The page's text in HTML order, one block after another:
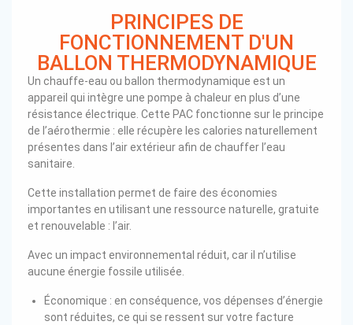
PRINCIPES DE
FONCTIONNEMENT D'UN
BALLON THERMODYNAMIQUE
Un chauffe-eau ou ballon thermodynamique est un
appareil qui intègre une pompe à chaleur en plus d’une
résistance électrique. Cette PAC fonctionne sur le principe
de l’aérothermie : elle récupère les calories naturellement
présentes dans l’air extérieur afin de chauffer l’eau
sanitaire.
Cette installation permet de faire des économies
importantes en utilisant une ressource naturelle, gratuite
et renouvelable : l’air.
Avec un impact environnemental réduit, car il n’utilise
aucune énergie fossile utilisée.
Économique : en conséquence, vos dépenses d’énergie
sont réduites, ce qui se ressent sur votre facture